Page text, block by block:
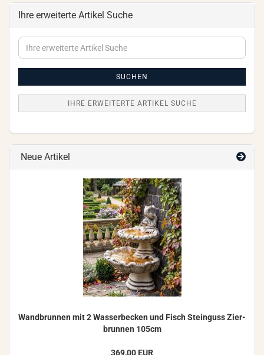
Ihre erweiterte Artikel Suche
Ihre
erweiterte
SUCHEN
IHRE ERWEITERTE ARTIKEL SUCHE
Neue Artikel
Wand­brun­nen mit 2 Was­ser­be­cken und Fisch Stein­guss Zier­
brun­nen 105cm
369,00 EUR